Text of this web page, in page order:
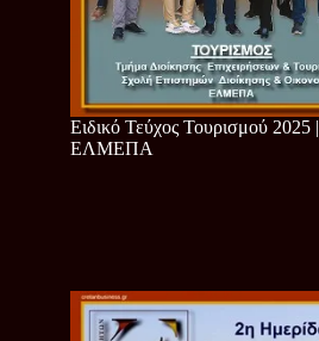
Ειδικό Τεύχος Τουρισμού 2025 |
ΕΛΜΕΠΑ